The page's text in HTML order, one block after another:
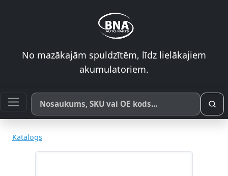
No mazākajām spuldzītēm, līdz lielākajiem
akumulatoriem.
Meklēt pēc produkta nosaukuma, SKU vai OE koda
Katalogs